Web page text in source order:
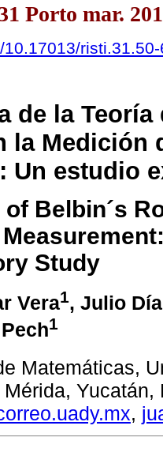
Porto mar.
de la Teoría
la Medición
Un estudio
Belbin´s
Study
Vera1, Julio
1
Matemáticas,
Mérida,
,